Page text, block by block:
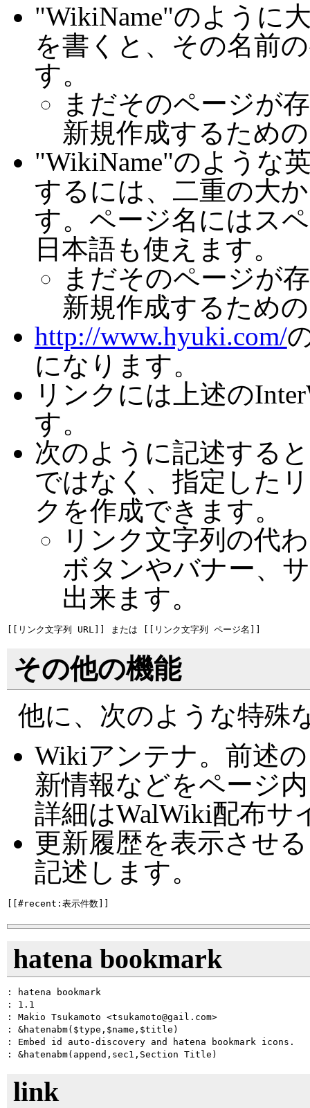
"WikiName"のように
を書くと、その名前
す。
まだそのページが
新規作成するため
"WikiName"のような
するには、二重の大
す。ページ名にはス
日本語も使えます。
まだそのページが
新規作成するため
http://www.hyuki.com/
になります。
リンクには上述の
す。
次のように記述する
ではなく、指定した
クを作成できます。
リンク文字列の代
ボタンやバナー、
出来ます。
その他の機能
他に、次のような特殊
Wikiアンテナ。前述
新情報などをページ
詳細はWalWiki配布サ
更新履歴を表示させ
記述します。
hatena bookmark
: hatena bookmark
: 1.1
: Makio Tsukamoto <tsukamoto@gail.com>
: &hatenabm($type,$name,$title)
: Embed id auto-discovery and hatena bookmark icons.
link